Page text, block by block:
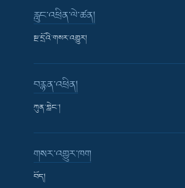
རླུང་འཕྲིན་ལེ་ཚན།
སྔ་དྲོའི་གསར་འགྱུར།
བརྙན་འཕྲིན།
ཀུན་གླེང་།
གསར་འགྱུར་ཁག
བོད།